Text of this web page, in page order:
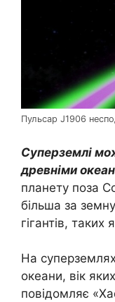
Пульсар J1906
Суперземлі
древніми
планету поза
більша за
гігантів,
На
океани, вік
повідомляє